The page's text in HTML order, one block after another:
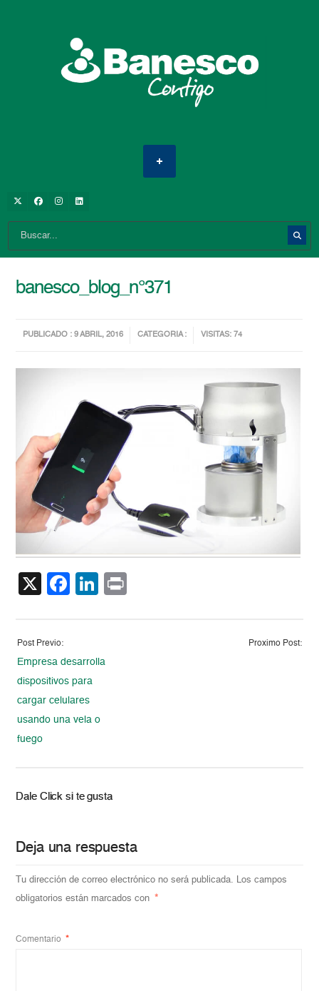
banesco_blog_n°371
PUBLICADO : 9 ABRIL, 2016 CATEGORIA : VISITAS: 74
X Facebook
LinkedIn
Post Previo:
Empresa desarrolla
dispositivos para
cargar celulares
usando una vela o
fuego
Proximo Post:
Dale Click si te gusta
Deja una respuesta
Tu dirección de correo electrónico no será publicada. Los campos
obligatorios están marcados con *
Comentario *